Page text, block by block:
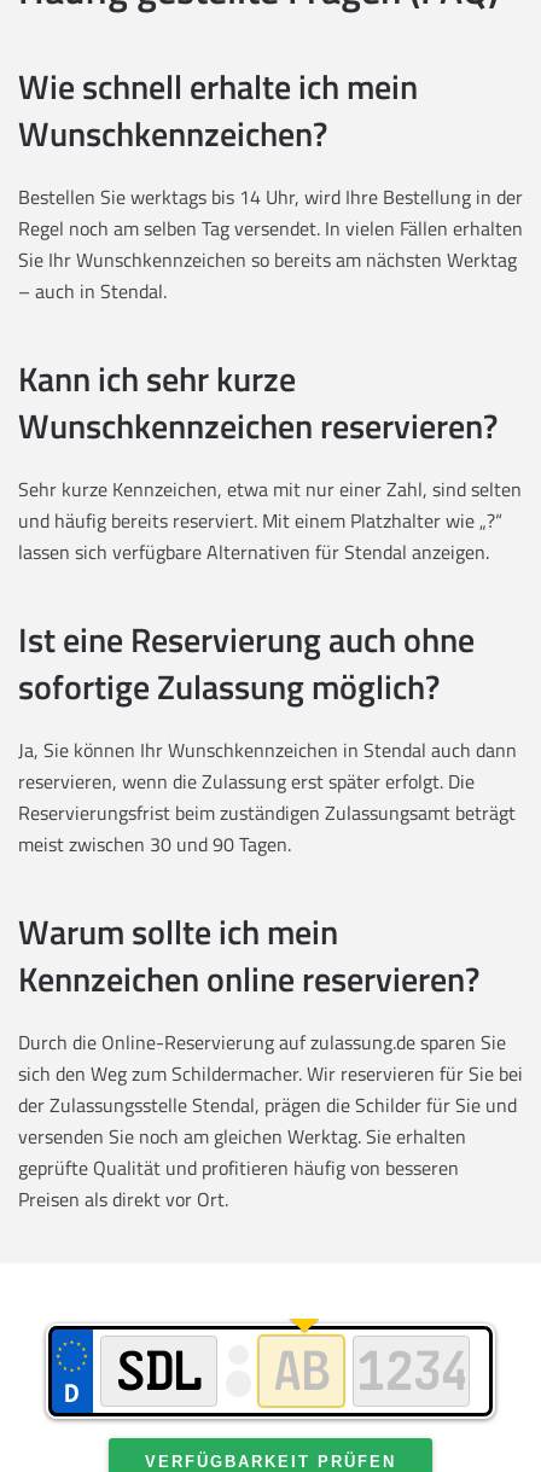
Wie schnell erhalte ich mein
Wunschkennzeichen?
Bestellen Sie werktags bis 14 Uhr, wird Ihre Bestellung in der
Regel noch am selben Tag versendet. In vielen Fällen erhalten
Sie Ihr Wunschkennzeichen so bereits am nächsten Werktag
– auch in Stendal.
Kann ich sehr kurze
Wunschkennzeichen reservieren?
Sehr kurze Kennzeichen, etwa mit nur einer Zahl, sind selten
und häufig bereits reserviert. Mit einem Platzhalter wie „?“
lassen sich verfügbare Alternativen für Stendal anzeigen.
Ist eine Reservierung auch ohne
sofortige Zulassung möglich?
Ja, Sie können Ihr Wunschkennzeichen in Stendal auch dann
reservieren, wenn die Zulassung erst später erfolgt. Die
Reservierungsfrist beim zuständigen Zulassungsamt beträgt
meist zwischen 30 und 90 Tagen.
Warum sollte ich mein
Kennzeichen online reservieren?
Durch die Online-Reservierung auf zulassung.de sparen Sie
sich den Weg zum Schildermacher. Wir reservieren für Sie bei
der Zulassungsstelle Stendal, prägen die Schilder für Sie und
versenden Sie noch am gleichen Werktag. Sie erhalten
geprüfte Qualität und profitieren häufig von besseren
Preisen als direkt vor Ort.
VERFÜGBARKEIT PRÜFEN